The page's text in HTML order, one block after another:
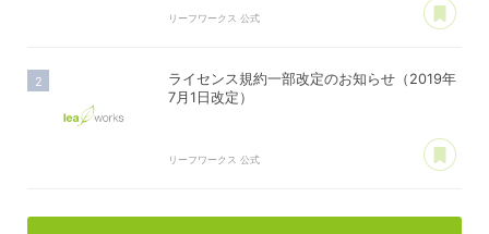
リーフワークス 公式
ライセンス規約一部改定のお知らせ（2019年
7月1日改定）
リーフワークス 公式